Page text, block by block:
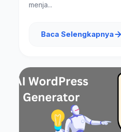
menja...
Baca Selengkapnya